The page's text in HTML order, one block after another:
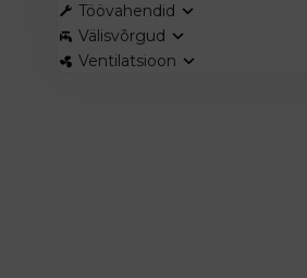
Töövahendid
Välisvõrgud
Ventilatsioon